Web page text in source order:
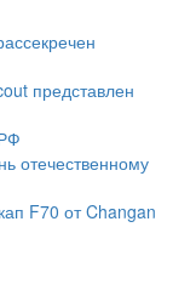
представлен
отечественному
F70 от Changan